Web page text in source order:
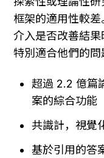
框架的適用性較
介入是否改善結
特別適合他們的問
超過 2.2 億篇
案的綜合功能
共識計，視覺
基於引用的答